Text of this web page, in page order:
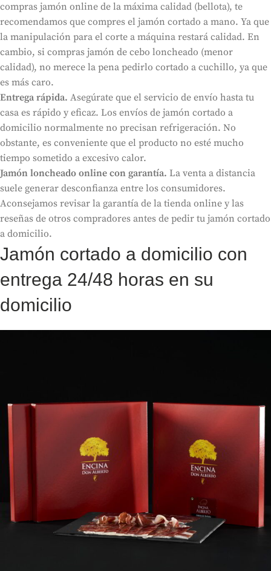
compras jamón online de la máxima calidad (bellota), te
recomendamos que compres el jamón cortado a mano. Ya que
la manipulación para el corte a máquina restará calidad. En
cambio, si compras jamón de cebo loncheado (menor
calidad), no merece la pena pedirlo cortado a cuchillo, ya que
es más caro.
Entrega rápida. Asegúrate que el servicio de envío hasta tu
casa es rápido y eficaz. Los envíos de jamón cortado a
domicilio normalmente no precisan refrigeración. No
obstante, es conveniente que el producto no esté mucho
tiempo sometido a excesivo calor.
Jamón loncheado online con garantía. La venta a distancia
suele generar desconfianza entre los consumidores.
Aconsejamos revisar la garantía de la tienda online y las
reseñas de otros compradores antes de pedir tu jamón cortado
a domicilio.
Jamón cortado a domicilio con
entrega 24/48 horas en su
domicilio